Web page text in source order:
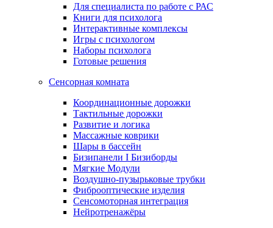
Для специалиста по работе с РАС
Книги для психолога
Интерактивные комплексы
Игры с психологом
Наборы психолога
Готовые решения
Сенсорная комната
Координационные дорожки
Тактильные дорожки
Развитие и логика
Массажные коврики
Шары в бассейн
Бизипанели I Бизиборды
Мягкие Модули
Воздушно-пузырьковые трубки
Фиброоптические изделия
Сенсомоторная интеграция
Нейротренажёры